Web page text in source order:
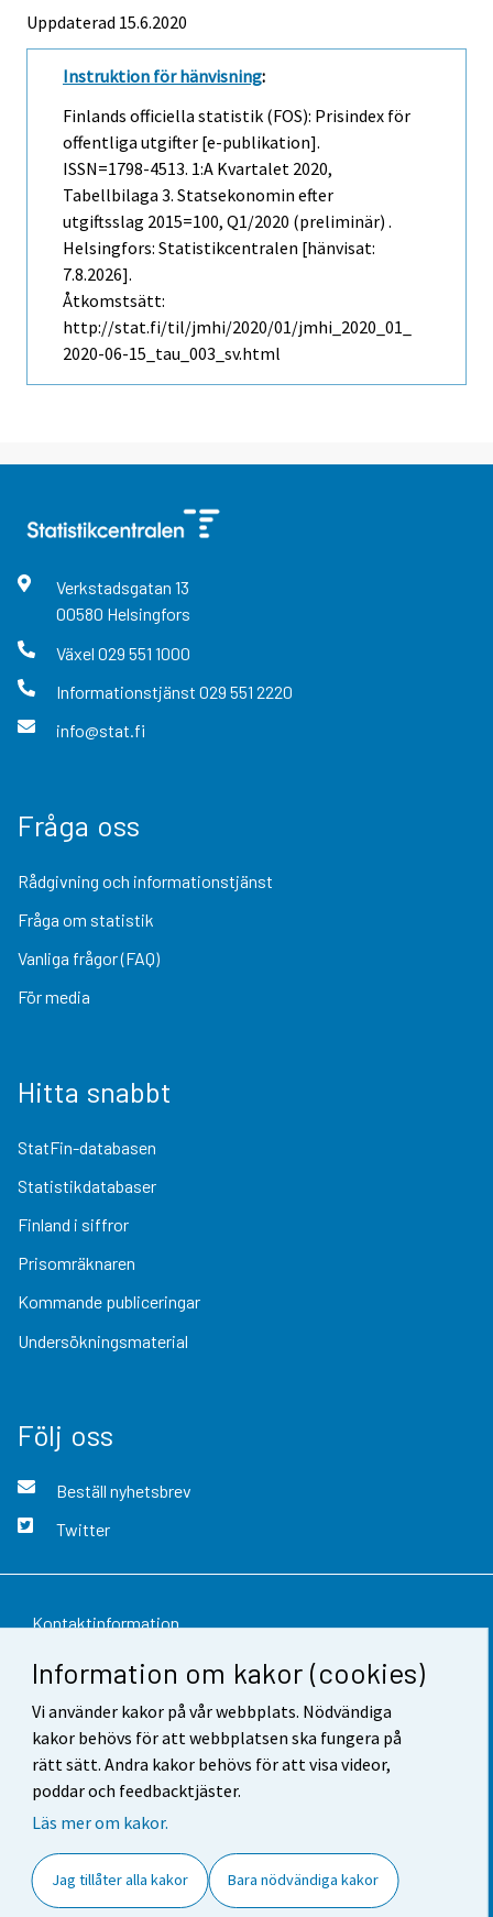
Information om kakor (cookies)
Vi använder kakor på vår webbplats. Nödvändiga
kakor behövs för att webbplatsen ska fungera på
rätt sätt. Andra kakor behövs för att visa videor,
poddar och feedbacktjäster.
Läs mer om kakor.
Jag tillåter alla kakor Bara nödvändiga kakor
Uppdaterad 15.6.2020
Instruktion för hänvisning:
Finlands officiella statistik (FOS): Prisindex för
offentliga utgifter [e-publikation].
ISSN=1798-4513. 1:a Kvartalet 2020,
Tabellbilaga 3. Statsekonomin efter
utgiftsslag 2015=100, Q1/2020 (preliminär) .
Helsingfors: Statistikcentralen [hänvisat:
7.8.2026].
Åtkomstsätt:
http://stat.fi/til/jmhi/2020/01/jmhi_2020_01_
2020-06-15_tau_003_sv.html
Verkstadsgatan 13
00580 Helsingfors
Växel 029 551 1000
Informationstjänst 029 551 2220
info@stat.fi
Fråga oss
Rådgivning och informationstjänst
Fråga om statistik
Vanliga frågor (FAQ)
För media
Hitta snabbt
StatFin-databasen
Statistikdatabaser
Finland i siffror
Prisomräknaren
Kommande publiceringar
Undersökningsmaterial
Följ oss
Beställ nyhetsbrev
Twitter
Kontaktinformation
Respons
Användarvillkor
Dataskydd
Tillgänglighet
Cookie-inställningar